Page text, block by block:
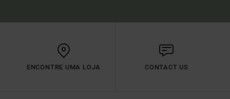
ENCONTRE UMA LOJA CONTACT US